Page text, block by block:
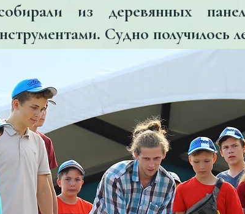
из деревянных
Судно получилось